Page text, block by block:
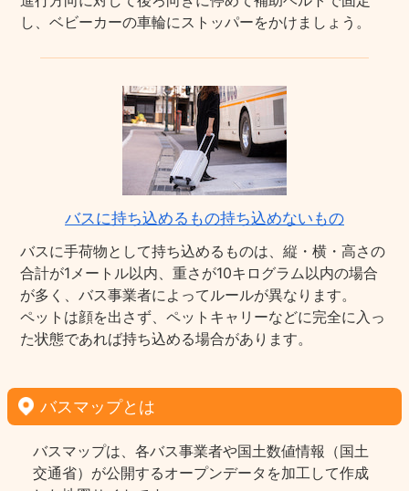
し、ベビーカーの車輪にストッパーをかけましょう。
バスに持ち込めるもの持ち込めないもの
バスに手荷物として持ち込めるものは、縦・横・高さの
合計が1メートル以内、重さが10キログラム以内の場合
が多く、バス事業者によってルールが異なります。
ペットは顔を出さず、ペットキャリーなどに完全に入っ
た状態であれば持ち込める場合があります。
バスマップとは
バスマップは、各バス事業者や国土数値情報（国土
交通省）が公開するオープンデータを加工して作成